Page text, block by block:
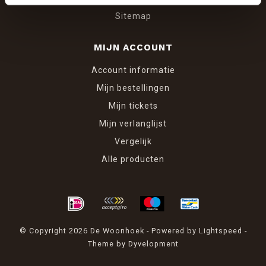
Sitemap
MIJN ACCOUNT
Account informatie
Mijn bestellingen
Mijn tickets
Mijn verlanglijst
Vergelijk
Alle producten
© Copyright 2026 De Woonhoek - Powered by Lightspeed -
Theme by Dyvelopment